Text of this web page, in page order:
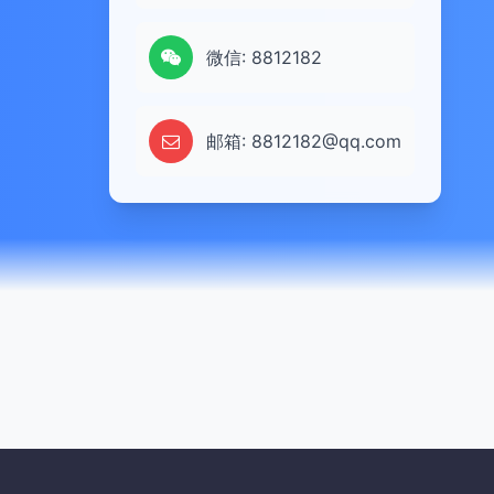
微信: 8812182
邮箱: 8812182@qq.com